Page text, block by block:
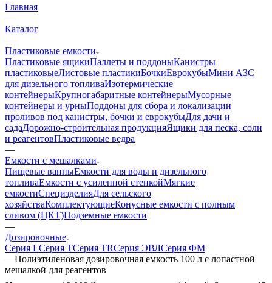
Главная
—
Каталог
—
Пластиковые емкости
Пластиковые ящикиПаллеты и поддоныКанистры
пластиковыеЛистовые пластикиБочкиЕврокубыМини АЗС
для дизельного топливаИзотермические
контейнерыКрупногабаритные контейнерыМусорные
контейнеры и урныПоддоны для сбора и локализации
проливов под канистры, бочки и еврокубыДля дачи и
садаДорожно-строительная продукцияЯщики для песка, соли
и реагентовПластиковые ведра
—
Емкости с мешалками
Пищевые ванныЕмкости для воды и дизельного
топливаЕмкости с усиленной стенкойМягкие
емкостиСпецизделияДля сельского
хозяйстваКомплектующиеКонусные емкости с полным
сливом (ЦКТ)Подземные емкости
—
Дозировочные
Серия LСерия TСерия TRСерия ЭВЛСерия ФМ
—Полиэтиленовая дозировочная емкость 100 л с лопастной
мешалкой для реагентов